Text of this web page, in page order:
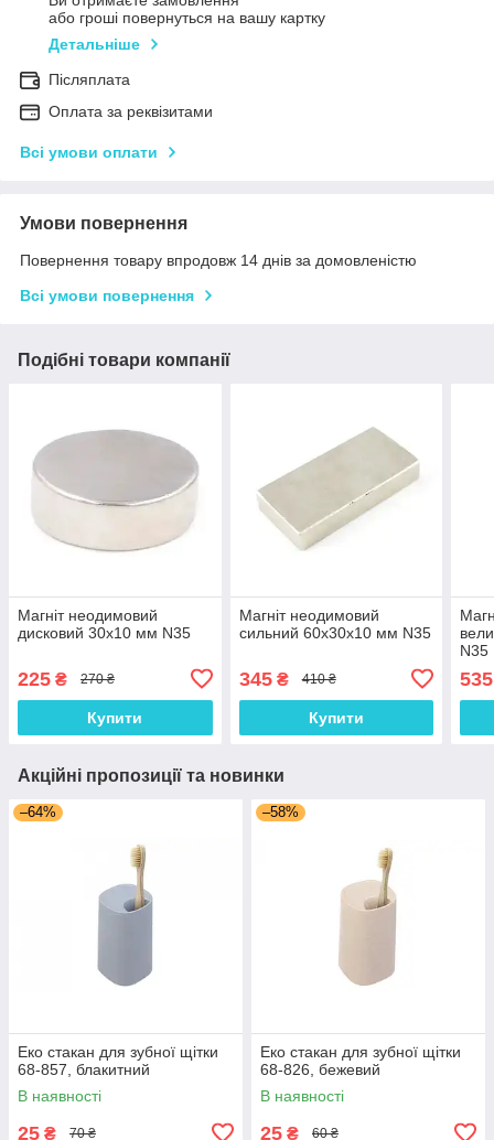
або гроші повернуться на вашу картку
Детальніше
Післяплата
Оплата за реквізитами
Всі умови оплати
Умови повернення
Повернення товару впродовж 14 днів за домовленістю
Всі умови повернення
Подібні товари компанії
Магніт неодимовий
дисковий 30x10 мм N35
225 ₴ 270 ₴
Купити
Магніт неодимовий
сильний 60x30x10 мм N35
345₴ 410 ₴
Купити
N35
535
Акційні пропозиції та новинки
–64%
Еко стакан для зубної щітки
68-857, блакитний
В наявності
25 ₴ 70 ₴
–58%
Еко стакан для зубної щітки
68-826, бежевий
В наявності
25 ₴ 60 ₴